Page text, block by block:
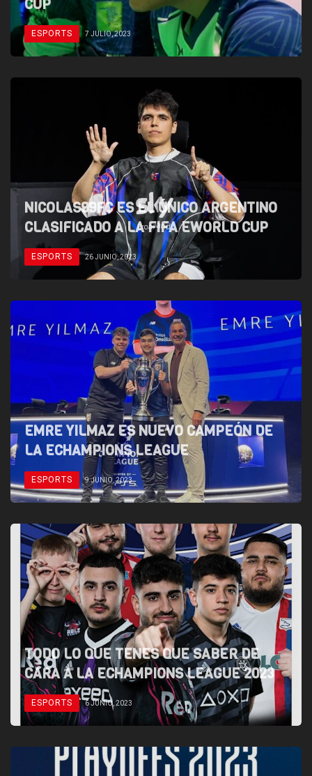
ESPORTS 7 JULIO, 2023
CUP
ESPORTS 26 JUNIO, 2023
NICOLAS99FC ES EL ÚNICO ARGENTINO
CLASIFICADO A LA FIFA EWORLD CUP
ESPORTS 9 JUNIO, 2023
EMRE YILMAZ ES NUEVO CAMPEÓN DE
LA ECHAMPIONS LEAGUE
ESPORTS 6 JUNIO, 2023
TODO LO QUE TENES QUE SABER DE
CARA A LA ECHAMPIONS LEAGUE 2023